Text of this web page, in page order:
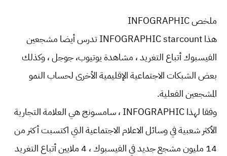
ملخص INFOGRAPHIC
هذا INFOGRAPHIC starcount تدرس أيضا مشجعين
الفيسبوك أتباع التغريد ، مشاهدة يوتيوب، جوجل ، وكذلك
بعض الشبكات الاجتماعية الإقليمية الأخرى لحساب النمو
المشجعين الفعلية.
وفقا لهذا INFOGRAPHIC ، سامسونج هي العلامة التجارية
الأكثر شعبية في وسائل الاعلام الاجتماعية التي اكتسبت أكثر من
14 مليون مشجع جديد في الفيسبوك ، 4 ملايين أتباع التغريد